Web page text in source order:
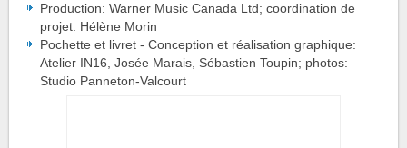
Production: Warner Music Canada Ltd; coordination de
projet: Hélène Morin
Pochette et livret - Conception et réalisation graphique:
Atelier IN16, Josée Marais, Sébastien Toupin; photos:
Studio Panneton-Valcourt